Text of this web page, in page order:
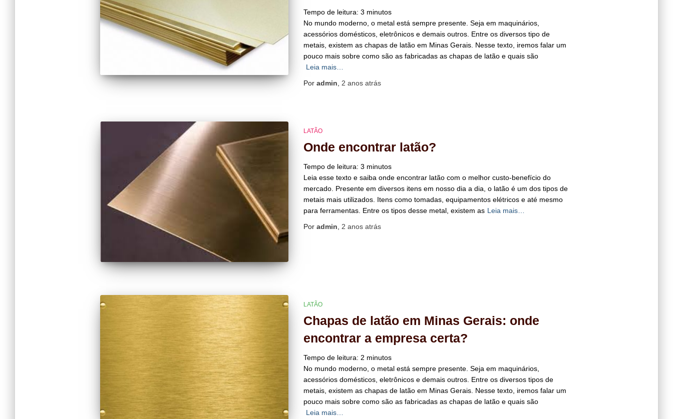
Tempo de leitura: 3 minutos
No mundo moderno, o metal está sempre presente. Seja em maquinários,
acessórios domésticos, eletrônicos e demais outros. Entre os diversos tipo de
metais, existem as chapas de latão em Minas Gerais. Nesse texto, iremos falar um
pouco mais sobre como são as fabricadas as chapas de latão e quais são
Leia mais…
Por admin 2 anosatrás
LATÃO
Onde encontrar latão?
Tempo de leitura: 3 minutos
Leia esse texto e saiba onde encontrar latão com o melhor custo-benefício do
mercado. Presente em diversos itens em nosso dia a dia, o latão é um dos tipos de
metais mais utilizados. Itens como tomadas, equipamentos elétricos e até mesmo
para ferramentas. Entre os tipos desse metal, existem as Leia mais…
Por admin 2 anosatrás
LATÃO
Chapas de latão em Minas Gerais: onde
encontrar a empresa certa?
Tempo de leitura: 2 minutos
No mundo moderno, o metal está sempre presente. Seja em maquinários,
acessórios domésticos, eletrônicos e demais outros. Entre os diversos tipos de
metais, existem as chapas de latão em Minas Gerais. Nesse texto, iremos falar um
pouco mais sobre como são as fabricadas as chapas de latão e quais são
Leia mais…